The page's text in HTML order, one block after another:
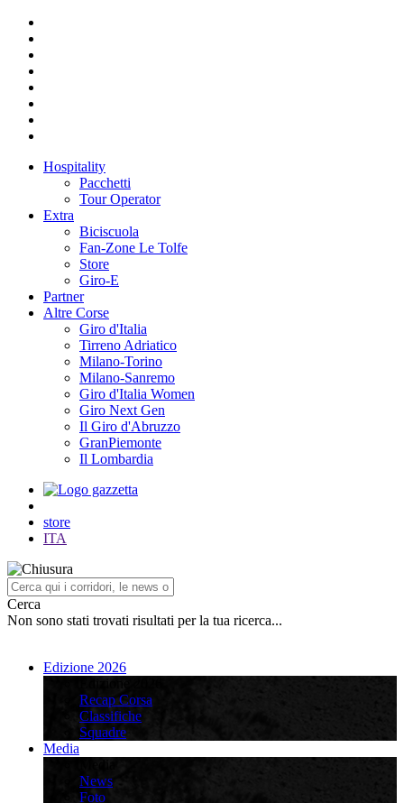
Hospitality
Pacchetti
Tour Operator
Extra
Biciscuola
Fan-Zone Le Tolfe
Store
Giro-E
Partner
Altre Corse
Giro d'Italia
Tirreno Adriatico
Milano-Torino
Milano-Sanremo
Giro d'Italia Women
Giro Next Gen
Il Giro d'Abruzzo
GranPiemonte
Il Lombardia
store
ITA
Cerca
Non sono stati trovati risultati per la tua ricerca...
Edizione 2026
Recap Corsa
Classifiche
Squadre
Media
News
Foto